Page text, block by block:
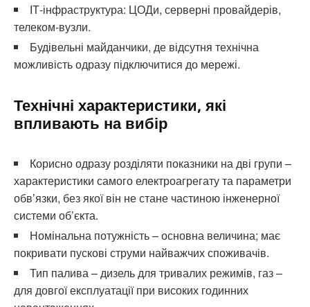
ІТ-інфраструктура: ЦОДи, серверні провайдерів,
телеком-вузли.
Будівельні майданчики, де відсутня технічна
можливість одразу підключитися до мережі.
Технічні характеристики, які
впливають на вибір
Корисно одразу розділяти показники на дві групи –
характеристики самого електроагрегату та параметри
обвʼязки, без якої він не стане частиною інженерної
системи об’єкта.
Номінальна потужність – основна величина; має
покривати пускові струми найважчих споживачів.
Тип палива – дизель для тривалих режимів, газ –
для довгої експлуатації при високих годинних